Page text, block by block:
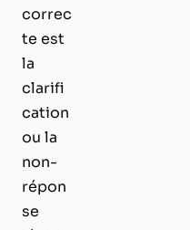
correc
te est
la
clarifi
cation
ou la
non-
répon
se